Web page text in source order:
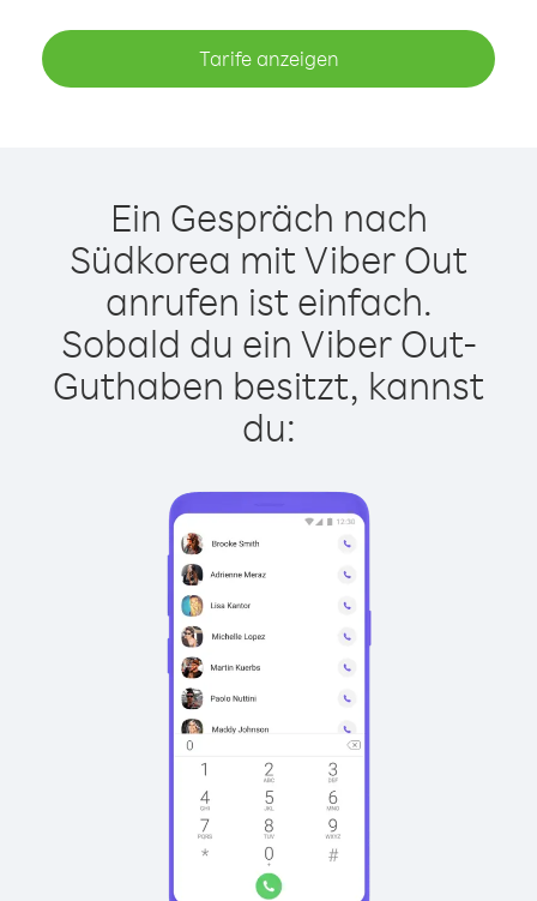
Tarife anzeigen
Ein Gespräch nach
Südkorea mit Viber Out
anrufen ist einfach.
Sobald du ein Viber Out-
Guthaben besitzt, kannst
du: